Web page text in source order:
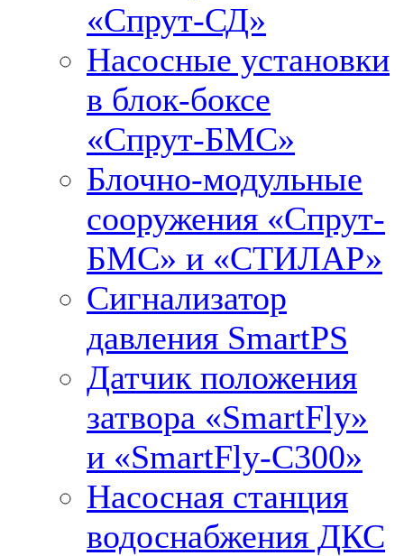
«Спрут-СД»
Насосные установки
в блок-боксе
«Спрут-БМС»
Блочно-модульные
сооружения «Спрут-
БМС» и «СТИЛАР»
Сигнализатор
давления SmartPS
Датчик положения
затвора «SmartFly»
и «SmartFly-С300»
Насосная станция
водоснабжения ДКС